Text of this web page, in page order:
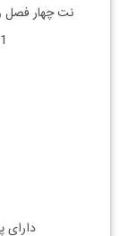
نت چهار فصل
1.Allegro 2.Largo 3.Allegro
دارای